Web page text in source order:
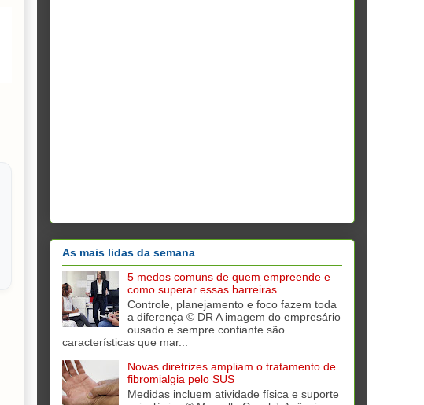
As mais lidas da semana
5 medos comuns de quem empreende e
como superar essas barreiras
Controle, planejamento e foco fazem toda
a diferença © DR A imagem do empresário
ousado e sempre confiante são
características que mar...
Novas diretrizes ampliam o tratamento de
fibromialgia pelo SUS
Medidas incluem atividade física e suporte